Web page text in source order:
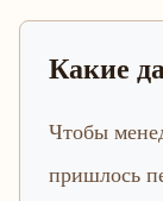
Какие
Чтобы
пришлось